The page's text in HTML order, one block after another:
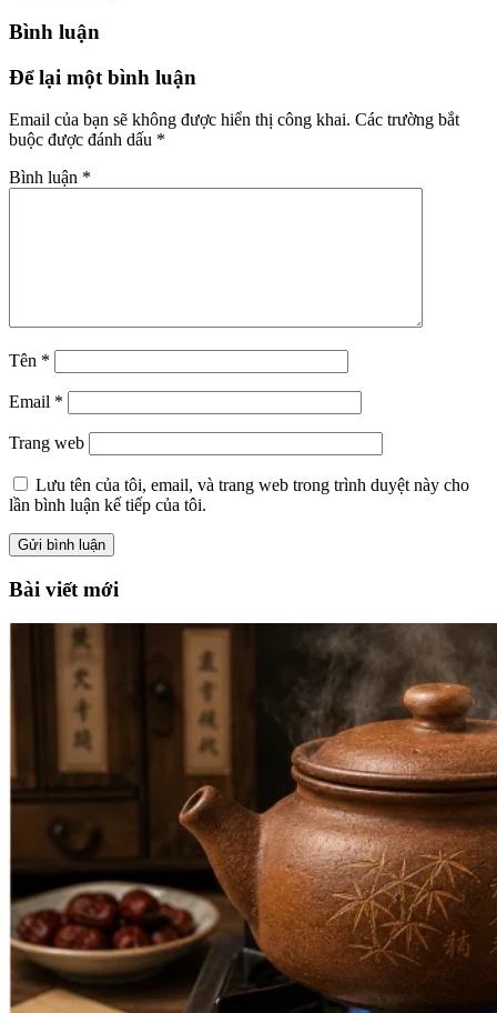
Bình luận
Để lại một bình luận
Email của bạn sẽ không được hiển thị công khai. Các trường bắt
buộc được đánh dấu *
Bình luận *
Tên *
Email *
Trang web
Lưu tên của tôi, email, và trang web trong trình duyệt này cho
lần bình luận kế tiếp của tôi.
Bài viết mới